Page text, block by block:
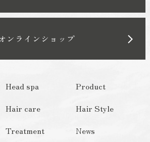
ンラインショップ
Head spa
Hair care
Treatment
Product
Hair Style
News